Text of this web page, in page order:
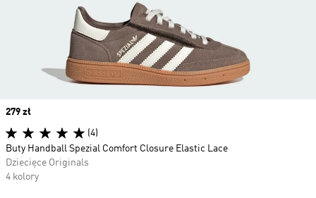
Price
279 zł
(4)
Buty Handball Spezial Comfort Closure Elastic Lace
Dziecięce Originals
4 kolory